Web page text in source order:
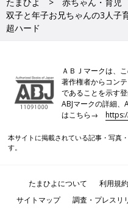
双子と年子お兄ちゃんの3人子
超ハード
ＡＢＪマークは、
著作権者からコン
であることを示す
ABJマークの詳細
はこちら→
本サイトに掲載されている記事・写真
す。
たまひよについて 利用規約
サイトマップ
調査・プレスリ